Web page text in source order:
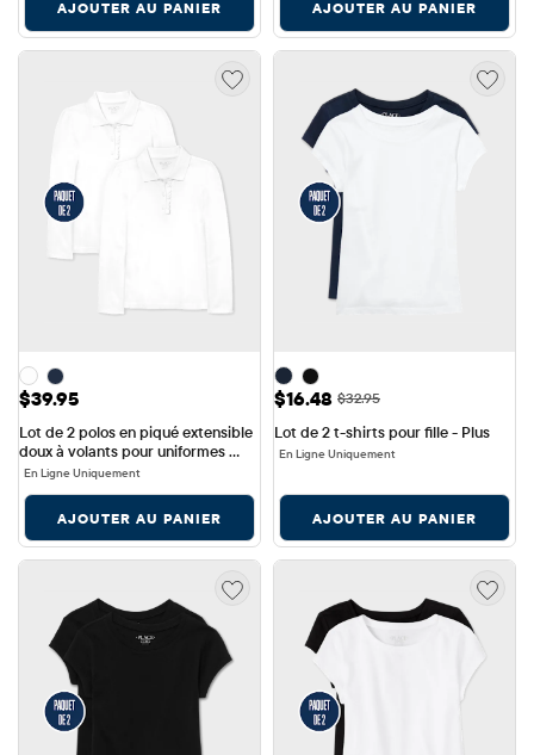
AJOUTER AU PANIER AJOUTER AU PANIER
Prix: $39.95
$39.95
Lot de 2 polos en piqué extensible
doux à volants pour uniformes
pour filles - Taille Plus
En Ligne Uniquement
AJOUTER AU PANIER
Prix ​​de vente: $16.48
$16.48 Prix ​​d'origine: $32.95
$32.95
Lot de 2 t-shirts pour fille - Plus
En Ligne Uniquement
AJOUTER AU PANIER